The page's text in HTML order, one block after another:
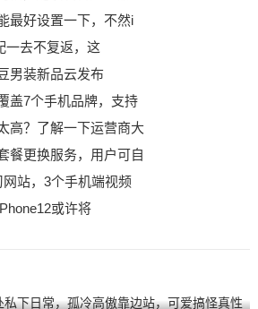
最好设置一下，不然i
一去不复返，这
男装新品云发布
盖7个手机品牌，支持
高？了解一下运营商大
餐更换服务，用户可自
站，3个手机端视频
或许将